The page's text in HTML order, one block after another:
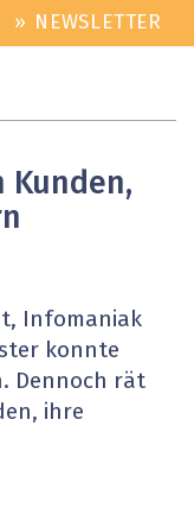
» NEWSLETTER
Kunden,
Infomaniak
konnte
Dennoch rät
ihre